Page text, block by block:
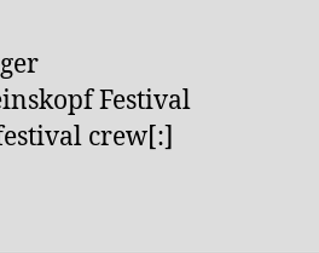
Festival
crew[:]